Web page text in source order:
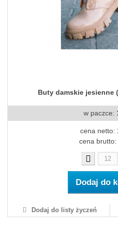
Buty damskie jesienne
w paczce:
cena netto:
cena brutto:
Dodaj do
Dodaj do listy życzeń